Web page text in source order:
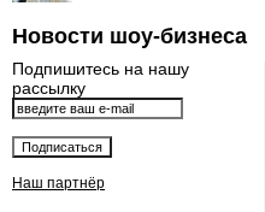
Новости шоу-бизнеса
Подпишитесь на нашу
рассылку
Наш партнёр